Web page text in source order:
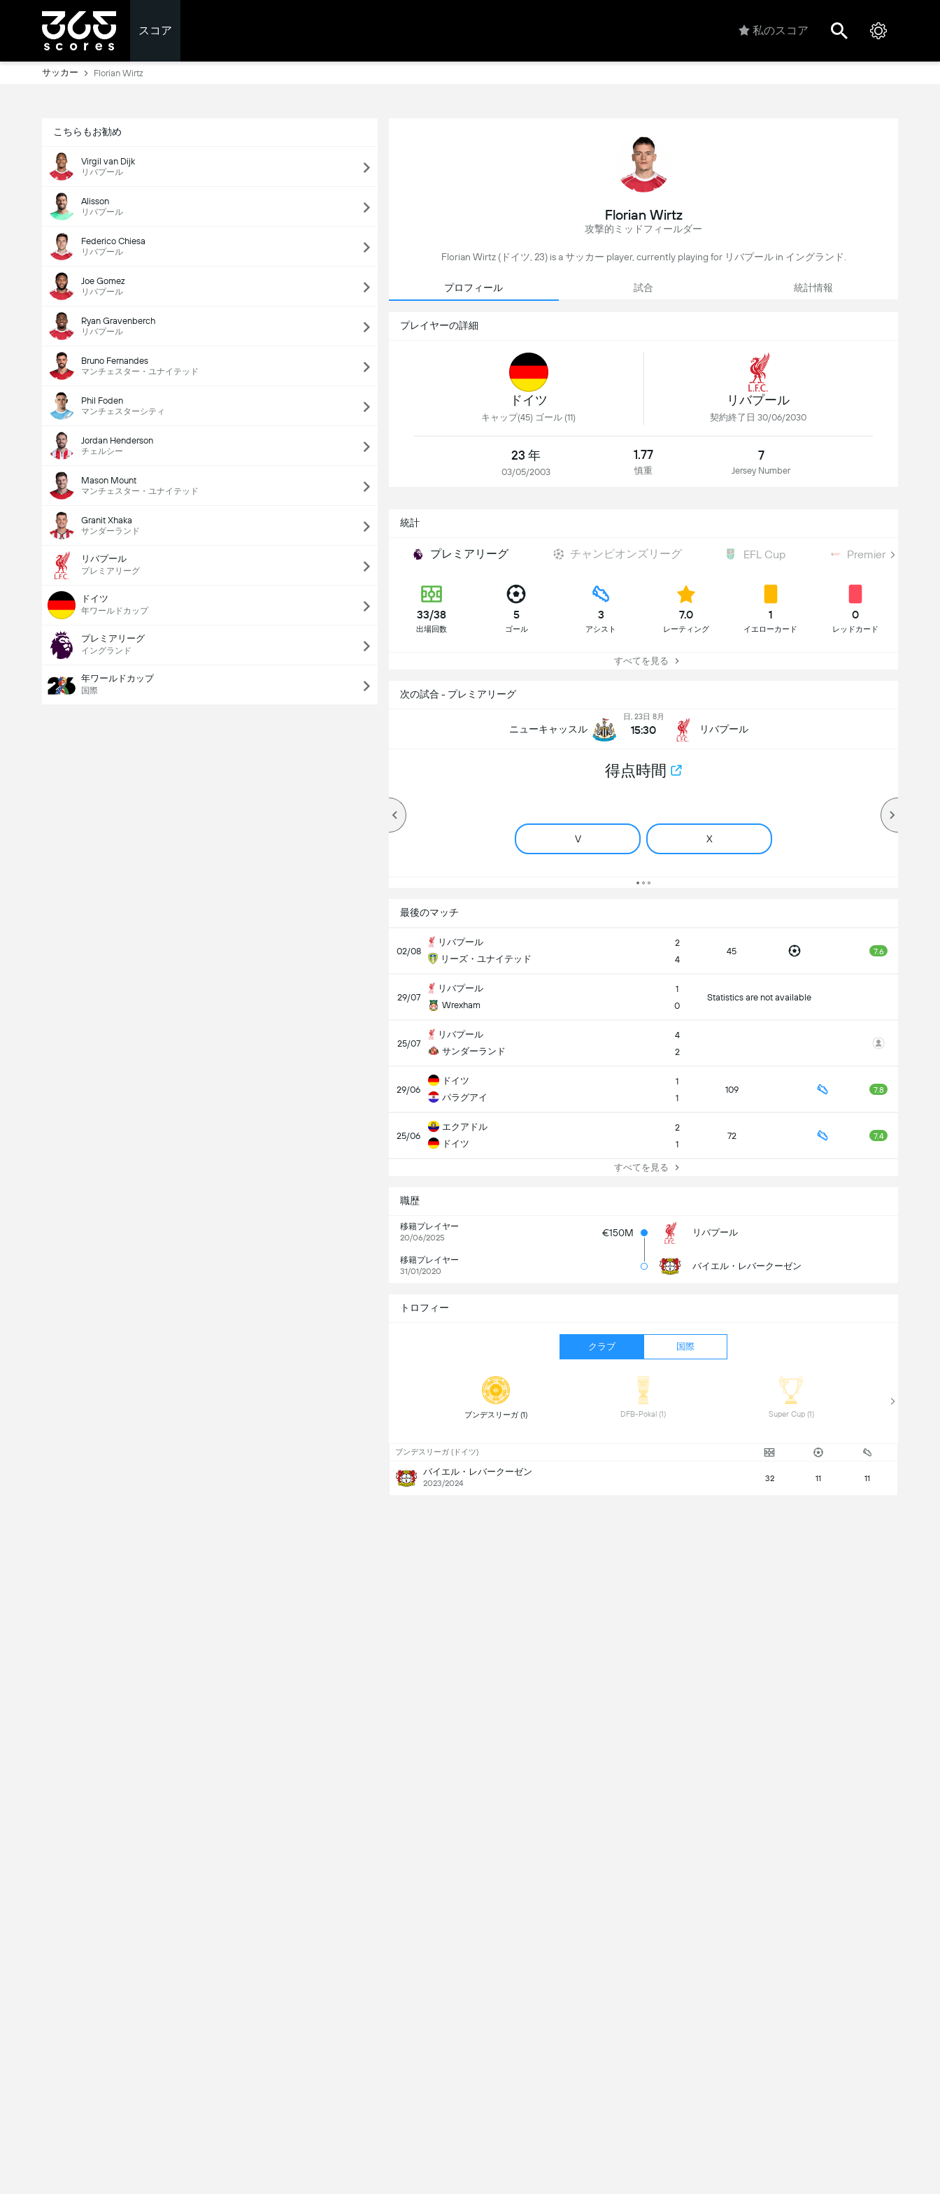
スコア 私のスコア
サッカー Florian Wirtz
こちらもお勧め
Virgil van Dijk
リバプール
Alisson
リバプール
Federico Chiesa
リバプール
Joe Gomez
リバプール
Ryan Gravenberch
リバプール
Bruno Fernandes
マンチェスター・ユナイテッド
Phil Foden
マンチェスターシティ
Jordan Henderson
チェルシー
Mason Mount
マンチェスター・ユナイテッド
Granit Xhaka
サンダーランド
リバプール
プレミアリーグ
ドイツ
年ワールドカップ
プレミアリーグ
イングランド
年ワールドカップ
国際
Florian Wirtz
攻撃的ミッドフィールダー
Florian Wirtz (ドイツ, 23) is a サッカー player, currently playing for リバプール in イングランド.
プロフィール 試合 統計情報
プレイヤーの詳細
ドイツ
キャップ(45) ゴール (11)
リバプール
契約終了日 30/06/2030
23 年
03/05/2003
1.77
慎重
7
Jersey Number
統計
プレミアリーグ チャンピオンズリーグ EFL Cup Premier League
33/38
出場回数
5
ゴール
3
アシスト
7.0
レーティング
1
イエローカード
0
レッドカード
すべてを見る
次の試合 - プレミアリーグ
ニューキャッスル
日, 23日 8月
15:30 リバプール
得点時間
V X
最後のマッチ
02/08
リバプール
リーズ・ユナイテッド
2
4
45 7.6
29/07
リバプール
Wrexham
1
0
Statistics are not available
25/07
リバプール
サンダーランド
4
2
29/06
ドイツ
パラグアイ
1
1
109 7.8
25/06
エクアドル
ドイツ
2
1
72 7.4
すべてを見る
職歴
移籍プレイヤー
20/06/2025
€150M リバプール
移籍プレイヤー
31/01/2020
バイエル・レバークーゼン
トロフィー
クラブ 国際
ブンデスリーガ (1) Super Cup (1)
ブンデスリーガ (ドイツ)
バイエル・レバークーゼン
2023/2024 32 11 11